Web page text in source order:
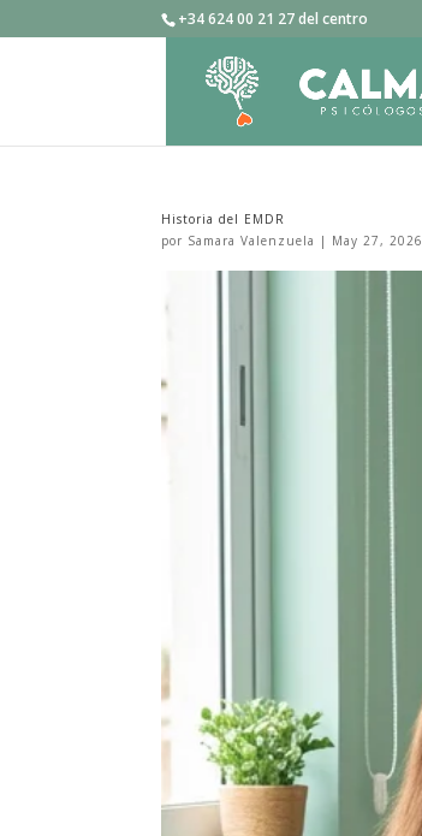
+34 624 00 21 27 del centro
Historia del EMDR
por Samara Valenzuela | May 27, 2026